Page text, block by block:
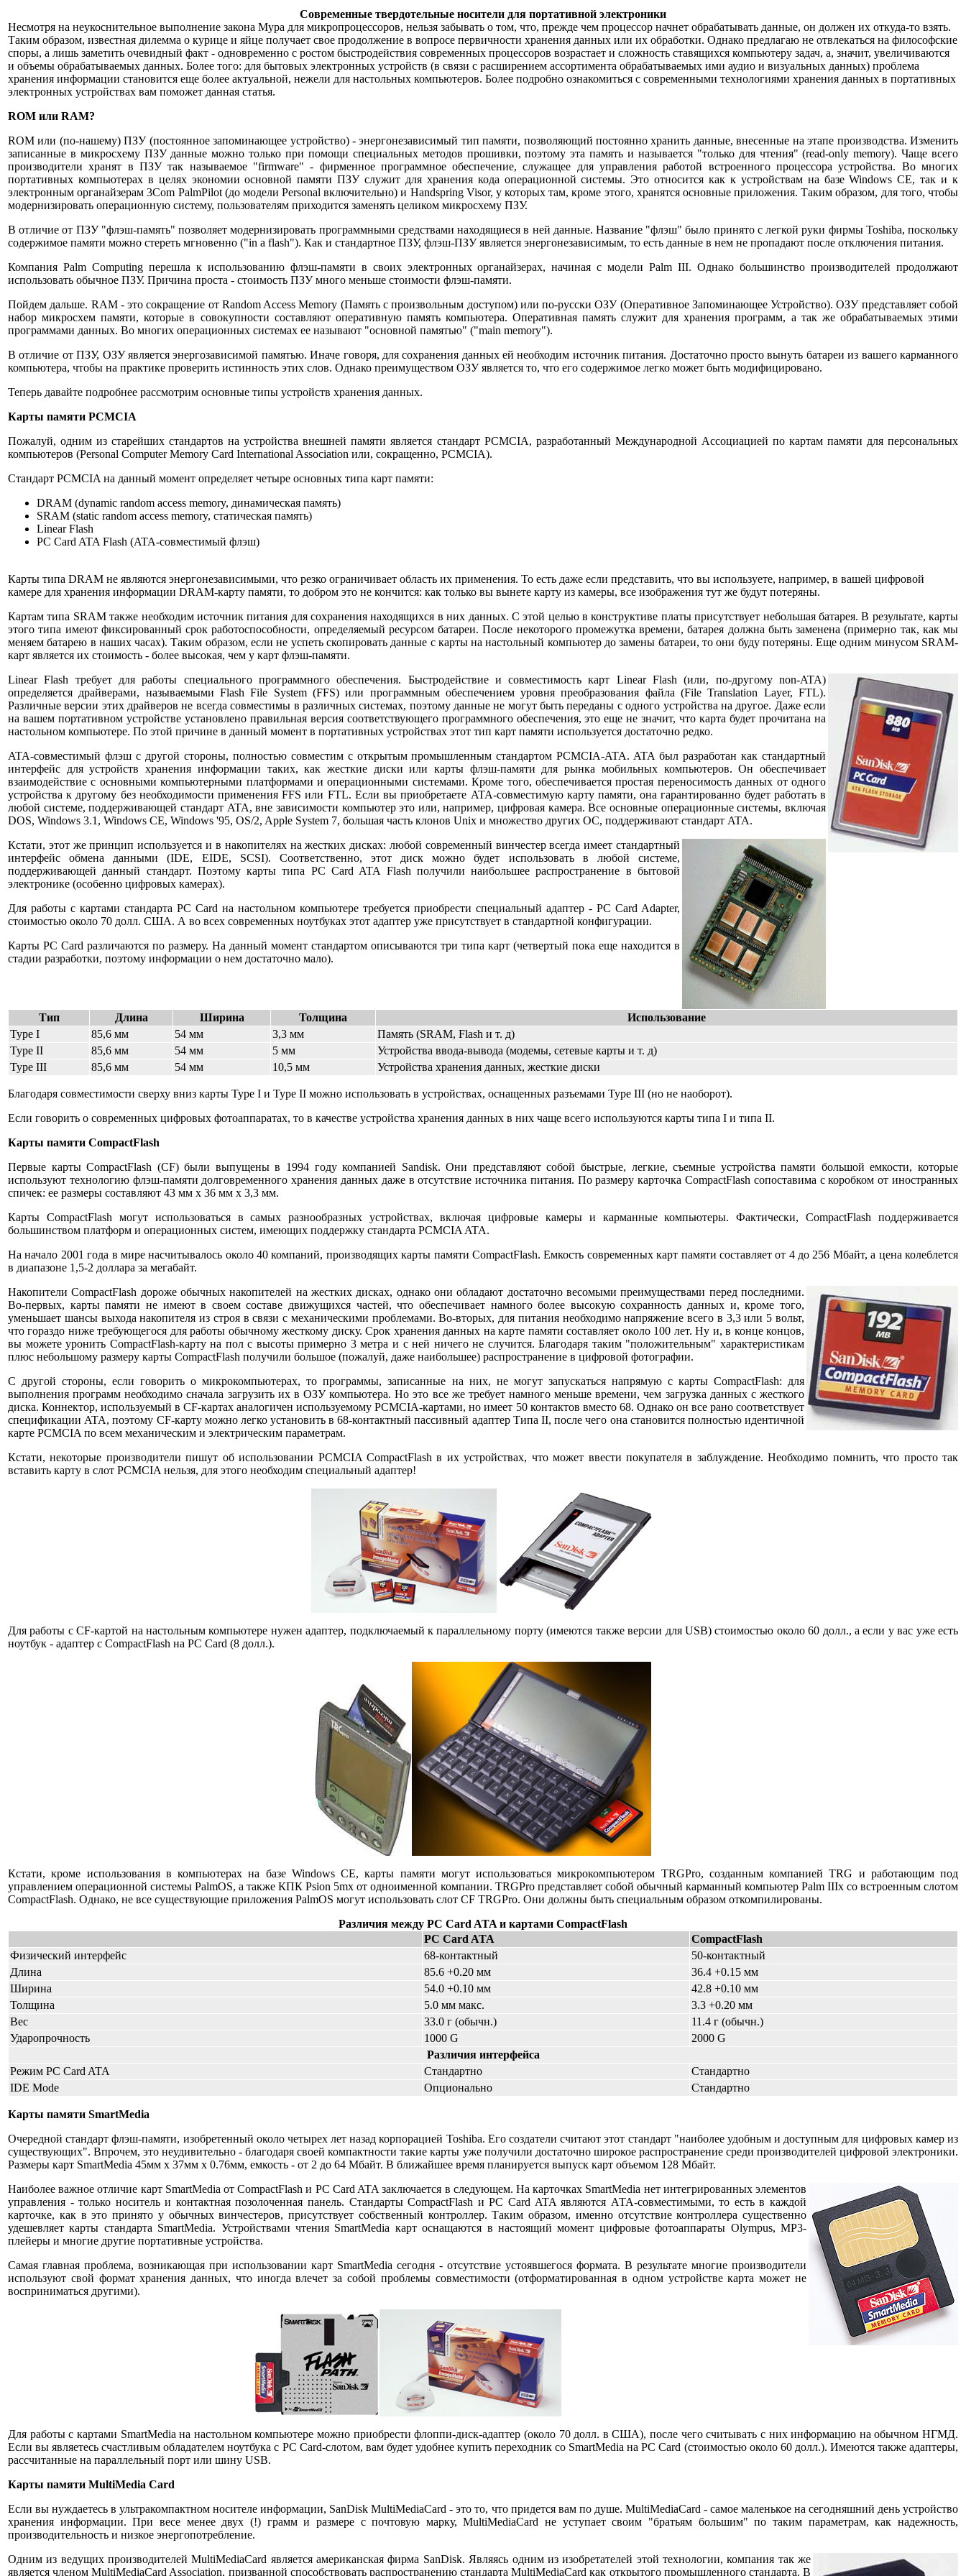
Современные твердотельные носители для портативной электроники
Несмотря на неукоснительное выполнение закона Мура для микропроцессоров, нельзя забывать о том, что, прежде чем процессор начнет обрабатывать данные, он должен их откуда-то взять.
Таким образом, известная дилемма о курице и яйце получает свое продолжение в вопросе первичности хранения данных или их обработки. Однако предлагаю не отвлекаться на философские
споры, а лишь заметить очевидный факт - одновременно с ростом быстродействия современных процессоров возрастает и сложность ставящихся компьютеру задач, а, значит, увеличиваются
и объемы обрабатываемых данных. Более того: для бытовых электронных устройств (в связи с расширением ассортимента обрабатываемых ими аудио и визуальных данных) проблема
хранения информации становится еще более актуальной, нежели для настольных компьютеров. Более подробно ознакомиться с современными технологиями хранения данных в портативных
электронных устройствах вам поможет данная статья.
ROM или RAM?
ROM или (по-нашему) ПЗУ (постоянное запоминающее устройство) - энергонезависимый тип памяти, позволяющий постоянно хранить данные, внесенные на этапе производства. Изменить
записанные в микросхему ПЗУ данные можно только при помощи специальных методов прошивки, поэтому эта память и называется "только для чтения" (read-only memory). Чаще всего
производители хранят в ПЗУ так называемое "firmware" - фирменное программное обеспечение, служащее для управления работой встроенного процессора устройства. Во многих
портативных компьютерах в целях экономии основной памяти ПЗУ служит для хранения кода операционной системы. Это относится как к устройствам на базе Windows CE, так и к
электронным органайзерам 3Com PalmPilot (до модели Personal включительно) и Handspring Visor, у которых там, кроме этого, хранятся основные приложения. Таким образом, для того, чтобы
модернизировать операционную систему, пользователям приходится заменять целиком микросхему ПЗУ.
В отличие от ПЗУ "флэш-память" позволяет модернизировать программными средствами находящиеся в ней данные. Название "флэш" было принято с легкой руки фирмы Toshiba, поскольку
содержимое памяти можно стереть мгновенно ("in a flash"). Как и стандартное ПЗУ, флэш-ПЗУ является энергонезависимым, то есть данные в нем не пропадают после отключения питания.
Компания Palm Computing перешла к использованию флэш-памяти в своих электронных органайзерах, начиная с модели Palm III. Однако большинство производителей продолжают
использовать обычное ПЗУ. Причина проста - стоимость ПЗУ много меньше стоимости флэш-памяти.
Пойдем дальше. RAM - это сокращение от Random Access Memory (Память с произвольным доступом) или по-русски ОЗУ (Оперативное Запоминающее Устройство). ОЗУ представляет собой
набор микросхем памяти, которые в совокупности составляют оперативную память компьютера. Оперативная память служит для хранения программ, а так же обрабатываемых этими
программами данных. Во многих операционных системах ее называют "основной памятью" ("main memory").
В отличие от ПЗУ, ОЗУ является энергозависимой памятью. Иначе говоря, для сохранения данных ей необходим источник питания. Достаточно просто вынуть батареи из вашего карманного
компьютера, чтобы на практике проверить истинность этих слов. Однако преимуществом ОЗУ является то, что его содержимое легко может быть модифицировано.
Теперь давайте подробнее рассмотрим основные типы устройств хранения данных.
Карты памяти PCMCIA
Пожалуй, одним из старейших стандартов на устройства внешней памяти является стандарт PCMCIA, разработанный Международной Ассоциацией по картам памяти для персональных
компьютеров (Personal Computer Memory Card International Association или, сокращенно, PCMCIA).
Стандарт PCMCIA на данный момент определяет четыре основных типа карт памяти:
DRAM (dynamic random access memory, динамическая память)
SRAM (static random access memory, статическая память)
Linear Flash
PC Card ATA Flash (ATA-совместимый флэш)
Карты типа DRAM не являются энергонезависимыми, что резко ограничивает область их применения. То есть даже если представить, что вы используете, например, в вашей цифровой
камере для хранения информации DRAM-карту памяти, то добром это не кончится: как только вы вынете карту из камеры, все изображения тут же будут потеряны.
Картам типа SRAM также необходим источник питания для сохранения находящихся в них данных. С этой целью в конструктиве платы присутствует небольшая батарея. В результате, карты
этого типа имеют фиксированный срок работоспособности, определяемый ресурсом батареи. После некоторого промежутка времени, батарея должна быть заменена (примерно так, как мы
меняем батарею в наших часах). Таким образом, если не успеть скопировать данные с карты на настольный компьютер до замены батареи, то они буду потеряны. Еще одним минусом SRAM-
карт является их стоимость - более высокая, чем у карт флэш-памяти.
Linear Flash требует для работы специального программного обеспечения. Быстродействие и совместимость карт Linear Flash (или, по-другому non-ATA)
определяется драйверами, называемыми Flash File System (FFS) или программным обеспечением уровня преобразования файла (File Translation Layer, FTL).
Различные версии этих драйверов не всегда совместимы в различных системах, поэтому данные не могут быть переданы с одного устройства на другое. Даже если
на вашем портативном устройстве установлено правильная версия соответствующего программного обеспечения, это еще не значит, что карта будет прочитана на
настольном компьютере. По этой причине в данный момент в портативных устройствах этот тип карт памяти используется достаточно редко.
ATA-совместимый флэш с другой стороны, полностью совместим с открытым промышленным стандартом PCMCIA-ATA. ATA был разработан как стандартный
интерфейс для устройств хранения информации таких, как жесткие диски или карты флэш-памяти для рынка мобильных компьютеров. Он обеспечивает
взаимодействие с основными компьютерными платформами и операционными системами. Кроме того, обеспечивается простая переносимость данных от одного
устройства к другому без необходимости применения FFS или FTL. Если вы приобретаете ATA-совместимую карту памяти, она гарантированно будет работать в
любой системе, поддерживающей стандарт ATA, вне зависимости компьютер это или, например, цифровая камера. Все основные операционные системы, включая
DOS, Windows 3.1, Windows CE, Windows '95, OS/2, Apple System 7, большая часть клонов Unix и множество других ОС, поддерживают стандарт ATA.
Кстати, этот же принцип используется и в накопителях на жестких дисках: любой современный винчестер всегда имеет стандартный
интерфейс обмена данными (IDE, EIDE, SCSI). Соответственно, этот диск можно будет использовать в любой системе,
поддерживающей данный стандарт. Поэтому карты типа PC Card ATA Flash получили наибольшее распространение в бытовой
электронике (особенно цифровых камерах).
Для работы с картами стандарта PC Card на настольном компьютере требуется приобрести специальный адаптер - PC Card Adapter,
стоимостью около 70 долл. США. А во всех современных ноутбуках этот адаптер уже присутствует в стандартной конфигурации.
Карты PC Card различаются по размеру. На данный момент стандартом описываются три типа карт (четвертый пока еще находится в
стадии разработки, поэтому информации о нем достаточно мало).
Тип Длина Ширина Толщина
Использование
Type I
85,6 мм 54 мм 3,3 мм
Память (SRAM, Flash и т. д)
Type II
85,6 мм 54 мм 5 мм
Устройства ввода-вывода (модемы, сетевые карты и т. д)
Type III
85,6 мм 54 мм 10,5 мм Устройства хранения данных, жесткие диски
Благодаря совместимости сверху вниз карты Type I и Type II можно использовать в устройствах, оснащенных разъемами Type III (но не наоборот).
Если говорить о современных цифровых фотоаппаратах, то в качестве устройства хранения данных в них чаще всего используются карты типа I и типа II.
Карты памяти CompactFlash
Первые карты CompactFlash (CF) были выпущены в 1994 году компанией Sandisk. Они представляют собой быстрые, легкие, съемные устройства памяти большой емкости, которые
используют технологию флэш-памяти долговременного хранения данных даже в отсутствие источника питания. По размеру карточка CompactFlash сопоставима с коробком от иностранных
спичек: ее размеры составляют 43 мм х 36 мм х 3,3 мм.
Карты CompactFlash могут использоваться в самых разнообразных устройствах, включая цифровые камеры и карманные компьютеры. Фактически, CompactFlash поддерживается
большинством платформ и операционных систем, имеющих поддержку стандарта PCMCIA ATA.
На начало 2001 года в мире насчитывалось около 40 компаний, производящих карты памяти CompactFlash. Емкость современных карт памяти составляет от 4 до 256 Мбайт, а цена колеблется
в диапазоне 1,5-2 доллара за мегабайт.
Накопители CompactFlash дороже обычных накопителей на жестких дисках, однако они обладают достаточно весомыми преимуществами перед последними.
Во-первых, карты памяти не имеют в своем составе движущихся частей, что обеспечивает намного более высокую сохранность данных и, кроме того,
уменьшает шансы выхода накопителя из строя в связи с механическими проблемами. Во-вторых, для питания необходимо напряжение всего в 3,3 или 5 вольт,
что гораздо ниже требующегося для работы обычному жесткому диску. Срок хранения данных на карте памяти составляет около 100 лет. Ну и, в конце концов,
вы можете уронить CompactFlash-карту на пол с высоты примерно 3 метра и с ней ничего не случится. Благодаря таким "положительным" характеристикам
плюс небольшому размеру карты CompactFlash получили большое (пожалуй, даже наибольшее) распространение в цифровой фотографии.
С другой стороны, если говорить о микрокомпьютерах, то программы, записанные на них, не могут запускаться напрямую с карты CompactFlash: для
выполнения программ необходимо сначала загрузить их в ОЗУ компьютера. Но это все же требует намного меньше времени, чем загрузка данных с жесткого
диска. Коннектор, используемый в CF-картах аналогичен используемому PCMCIA-картами, но имеет 50 контактов вместо 68. Однако он все рано соответствует
спецификации ATA, поэтому CF-карту можно легко установить в 68-контактный пассивный адаптер Типа II, после чего она становится полностью идентичной
карте PCMCIA по всем механическим и электрическим параметрам.
Кстати, некоторые производители пишут об использовании PCMCIA CompactFlash в их устройствах, что может ввести покупателя в заблуждение. Необходимо помнить, что просто так
вставить карту в слот PCMCIA нельзя, для этого необходим специальный адаптер!
Для работы с CF-картой на настольным компьютере нужен адаптер, подключаемый к параллельному порту (имеются также версии для USB) стоимостью около 60 долл., а если у вас уже есть
ноутбук - адаптер c CompactFlash на PC Card (8 долл.).
Кстати, кроме использования в компьютерах на базе Windows CE, карты памяти могут использоваться микрокомпьютером TRGPro, созданным компанией TRG и работающим под
управлением операционной системы PalmOS, а также КПК Psion 5mx от одноименной компании. TRGPro представляет собой обычный карманный компьютер Palm IIIx со встроенным слотом
CompactFlash. Однако, не все существующие приложения PalmOS могут использовать слот CF TRGPro. Они должны быть специальным образом откомпилированы.
Различия между PC Card ATA и картами CompactFlash
PC Card ATA
CompactFlash
Физический интерфейс
68-контактный
50-контактный
Длина
85.6 +0.20 мм
36.4 +0.15 мм
Ширина
54.0 +0.10 мм
42.8 +0.10 мм
Толщина
5.0 мм макс.
3.3 +0.20 мм
Вес
33.0 г (обычн.)
11.4 г (обычн.)
Ударопрочность
1000 G
2000 G
Различия интерфейса
Режим PC Card ATA
Стандартно
Стандартно
IDE Mode
Опционально Стандартно
Карты памяти SmartMedia
Очередной стандарт флэш-памяти, изобретенный около четырех лет назад корпорацией Toshiba. Его создатели считают этот стандарт "наиболее удобным и доступным для цифровых камер из
существующих". Впрочем, это неудивительно - благодаря своей компактности такие карты уже получили достаточно широкое распространение среди производителей цифровой электроники.
Размеры карт SmartMedia 45мм x 37мм x 0.76мм, емкость - от 2 до 64 Мбайт. В ближайшее время планируется выпуск карт объемом 128 Mбайт.
Наиболее важное отличие карт SmartMedia от CompactFlash и PC Card ATA заключается в следующем. На карточках SmartMedia нет интегрированных элементов
управления - только носитель и контактная позолоченная панель. Стандарты CompactFlash и PC Card ATA являются АТА-совместимыми, то есть в каждой
карточке, как в это принято у обычных винчестеров, присутствует собственный контроллер. Таким образом, именно отсутствие контроллера существенно
удешевляет карты стандарта SmartMedia. Устройствами чтения SmartMedia карт оснащаются в настоящий момент цифровые фотоаппараты Olympus, MP3-
плейеры и многие другие портативные устройства.
Самая главная проблема, возникающая при использовании карт SmartMedia сегодня - отсутствие устоявшегося формата. В результате многие производители
используют свой формат хранения данных, что иногда влечет за собой проблемы совместимости (отформатированная в одном устройстве карта может не
восприниматься другими).
Для работы с картами SmartMedia на настольном компьютере можно приобрести флоппи-диск-адаптер (около 70 долл. в США), после чего считывать с них информацию на обычном НГМД.
Если вы являетесь счастливым обладателем ноутбука с PC Card-слотом, вам будет удобнее купить переходник со SmartMedia на PC Card (стоимостью около 60 долл.). Имеются также адаптеры,
рассчитанные на параллельный порт или шину USB.
Карты памяти MultiMedia Card
Если вы нуждаетесь в ультракомпактном носителе информации, SanDisk MultiMediaCard - это то, что придется вам по душе. MultiMediaCard - самое маленькое на сегодняшний день устройство
хранения информации. При весе менее двух (!) грамм и размере с почтовую марку, MultiMediaCard не уступает своим "братьям большим" по таким параметрам, как надежность,
производительность и низкое энергопотребление.
Одним из ведущих производителей MultiMediaCard является американская фирма SanDisk. Являясь одним из изобретателей этой технологии, компания так же
является членом MultiMediaCard Association, призванной способствовать распространению стандарта MultiMediaCard как открытого промышленного стандарта. В